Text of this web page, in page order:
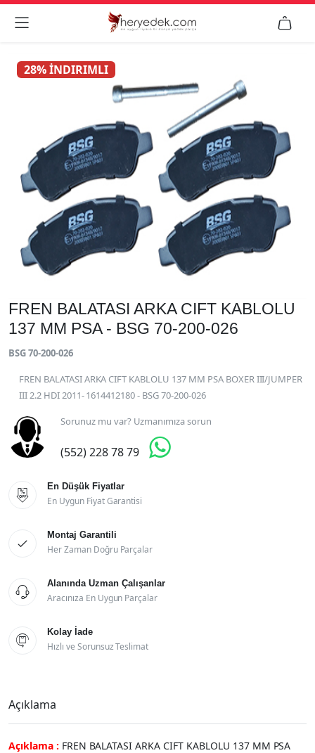
 
28% İNDIRIMLI
FREN BALATASI ARKA CIFT KABLOLU
137 MM PSA - BSG 70-200-026
BSG 70-200-026
FREN BALATASI ARKA CIFT KABLOLU 137 MM PSA BOXER III/JUMPER
III 2.2 HDI 2011- 1614412180 - BSG 70-200-026
Sorunuz mu var? Uzmanımıza sorun
(552) 228 78 79 

En Düşük Fiyatlar
En Uygun Fiyat Garantisi

Montaj Garantili
Her Zaman Doğru Parçalar

Alanında Uzman Çalışanlar
Aracınıza En Uygun Parçalar

Kolay İade
Hızlı ve Sorunsuz Teslimat
Açıklama
Açıklama : FREN BALATASI ARKA CIFT KABLOLU 137 MM PSA